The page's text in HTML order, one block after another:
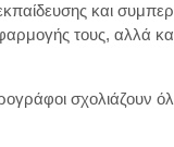
και
τους, αλλά
σχολιάζουν